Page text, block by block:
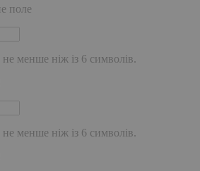
поле
менше ніж із 6 символів.
менше ніж із 6 символів.